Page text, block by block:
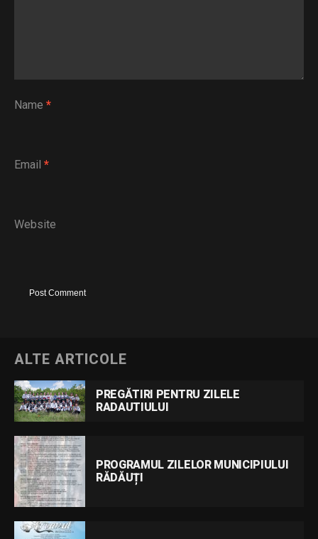
Name *
Email *
Website
ALTE ARTICOLE
PREGĂTIRI PENTRU ZILELE
RADAUTIULUI
PROGRAMUL ZILELOR MUNICIPIULUI
RĂDĂUȚI